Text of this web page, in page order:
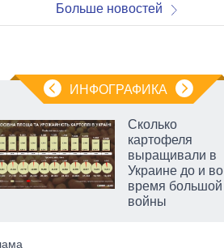
Больше новостей
ИНФОГРАФИКА
Сколько
картофеля
выращивали в
Украине до и во
время большой
войны